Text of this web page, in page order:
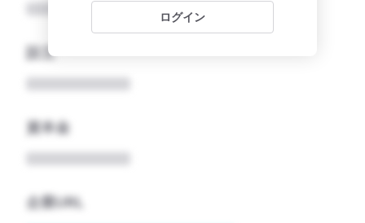
設立
資本金
企業URL
ログイン